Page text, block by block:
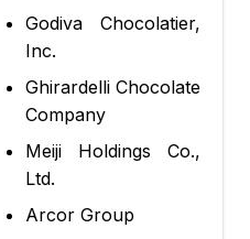
Godiva Chocolatier,
Inc.
Ghirardelli Chocolate
Company
Meiji Holdings Co.,
Ltd.
Arcor Group